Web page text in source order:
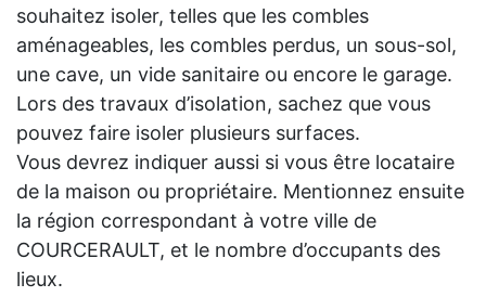
souhaitez isoler, telles que les combles
aménageables, les combles perdus, un sous-sol,
une cave, un vide sanitaire ou encore le garage.
Lors des travaux d’isolation, sachez que vous
pouvez faire isoler plusieurs surfaces.
Vous devrez indiquer aussi si vous être locataire
de la maison ou propriétaire. Mentionnez ensuite
la région correspondant à votre ville de
COURCERAULT, et le nombre d’occupants des
lieux.